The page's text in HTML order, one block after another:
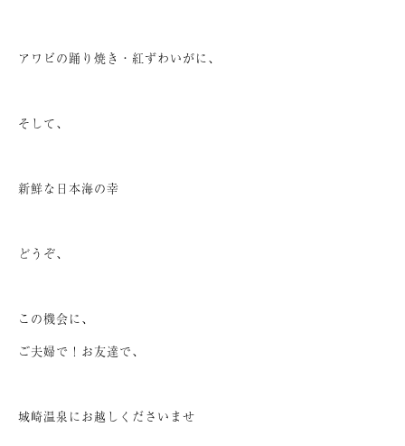
アワビの踊り焼き・紅ずわいがに、
そして、
新鮮な日本海の幸
どうぞ、
この機会に、
ご夫婦で！お友達で、
城崎温泉にお越しくださいませ